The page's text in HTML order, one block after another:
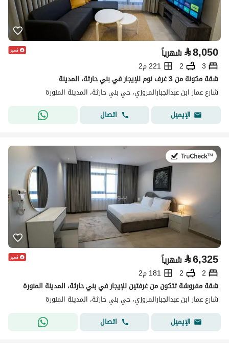
⃁8,050 شهرياً
3
2
221 م2
شقة مكونة من 3 غرف نوم للإيجار في بني حارثة، المدينة
شارع عمار ابن عبدالجبارالمروزي، حي بني حارثة، المدينة المنورة
الإيميل
اتصال
⃁6,325 شهرياً
2
2
181 م2
شقة مفروشة تتكون من غرفتين للإيجار في بني حارثة، المدينة المنورة
شارع عمار ابن عبدالجبارالمروزي، حي بني حارثة، المدينة المنورة
الإيميل
اتصال